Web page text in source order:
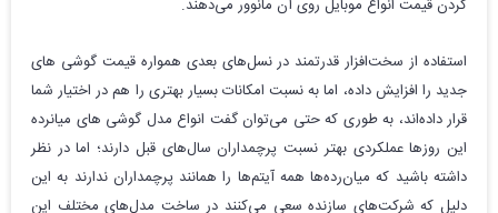
کردن قیمت انواع موبایل روی آن مانوور می‌دهند.
استفاده از سخت‌افزار قدرتمند در نسل‌های بعدی همواره قیمت گوشی‌ های
جدید را افزایش داده، اما به نسبت امکانات بسیار بهتری را هم در اختیار شما
قرار داده‌اند، به طوری که حتی می‌توان گفت انواع مدل گوشی های میانرده‌
این روزها عملکردی بهتر نسبت پرچمداران سال‌های قبل دارند؛ اما در نظر
داشته باشید که میان‌رده‌ها همه آیتم‌ها را همانند پرچمداران ندارند به این
دلیل که شرکت‌های سازنده سعی می‌کنند در ساخت مدل‌های مختلف این